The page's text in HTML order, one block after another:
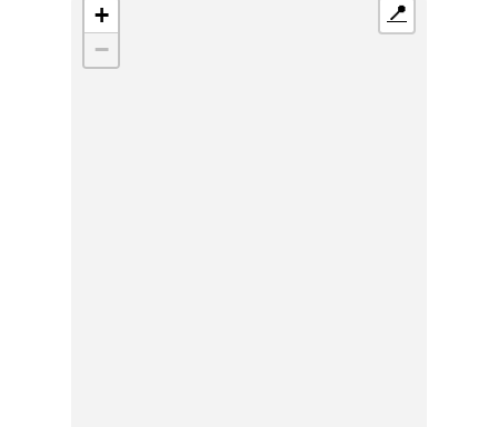
+
−
📍